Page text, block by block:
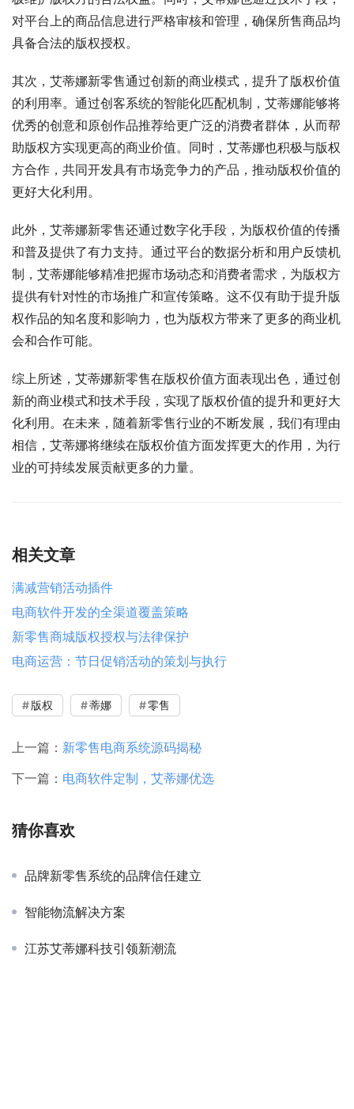
对平台上的商品信息进行严格审核和管理，确保所售商品均
具备合法的版权授权。
其次，艾蒂娜新零售通过创新的商业模式，提升了版权价值
的利用率。通过创客系统的智能化匹配机制，艾蒂娜能够将
优秀的创意和原创作品推荐给更广泛的消费者群体，从而帮
助版权方实现更高的商业价值。同时，艾蒂娜也积极与版权
方合作，共同开发具有市场竞争力的产品，推动版权价值的
更好大化利用。
此外，艾蒂娜新零售还通过数字化手段，为版权价值的传播
和普及提供了有力支持。通过平台的数据分析和用户反馈机
制，艾蒂娜能够精准把握市场动态和消费者需求，为版权方
提供有针对性的市场推广和宣传策略。这不仅有助于提升版
权作品的知名度和影响力，也为版权方带来了更多的商业机
会和合作可能。
综上所述，艾蒂娜新零售在版权价值方面表现出色，通过创
新的商业模式和技术手段，实现了版权价值的提升和更好大
化利用。在未来，随着新零售行业的不断发展，我们有理由
相信，艾蒂娜将继续在版权价值方面发挥更大的作用，为行
业的可持续发展贡献更多的力量。
相关文章
满减营销活动插件
电商软件开发的全渠道覆盖策略
新零售商城版权授权与法律保护
电商运营：节日促销活动的策划与执行
版权 蒂娜 零售
上一篇： 新零售电商系统源码揭秘
下一篇： 电商软件定制，艾蒂娜优选
猜你喜欢
品牌新零售系统的品牌信任建立
智能物流解决方案
江苏艾蒂娜科技引领新潮流